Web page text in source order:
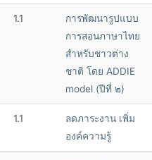
1.1
การพัฒนารูปแบบ
การสอนภาษาไทย
สำหรับชาวต่าง
ชาติ โดย ADDIE
model (ปีที่ ๒)
1.1
ลดภาระงาน เพิ่ม
องค์ความรู้